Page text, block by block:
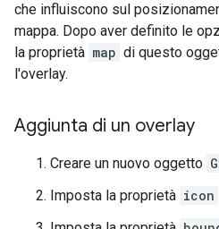
che influiscono sul
mappa. Dopo aver definito le
la proprietà map di questo
l'overlay.
Aggiunta di un overlay
Creare un nuovo oggetto
Imposta la proprietà icon